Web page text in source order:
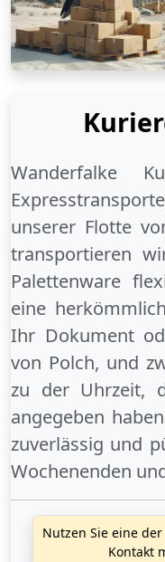
Wanderfalke
unserer Flotte
transportieren
Palettenware
eine
Ihr Dokument
von Polch, und
zu der Uhrzeit,
angegeben
zuverlässig und
Wochenenden
Nutzen Sie eine
Kontakt